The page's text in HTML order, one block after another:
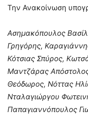
Την Ανακοίνωση
Ασημακόπουλος
Γρηγόρης,
Κότσιας Σπύρος,
Μαντζάρας
Θεόδωρος, Νόττας
Νταλαγιώργου
Παπαγιαννόπουλος